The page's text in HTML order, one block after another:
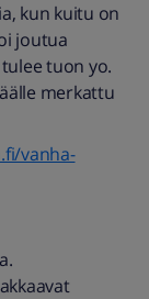
kun kuitu on
joutua
tuon yo.
merkattu
vanha-